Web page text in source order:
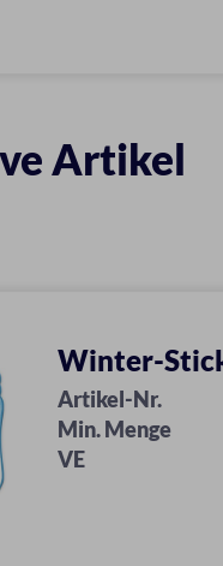
Artikel
Winter-
Artikel-Nr.
Min. Menge
VE